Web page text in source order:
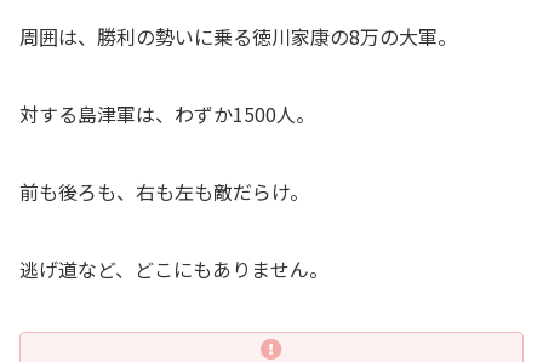
周囲は、勝利の勢いに乗る徳川家康の8万の大軍。
対する島津軍は、わずか1500人。
前も後ろも、右も左も敵だらけ。
逃げ道など、どこにもありません。